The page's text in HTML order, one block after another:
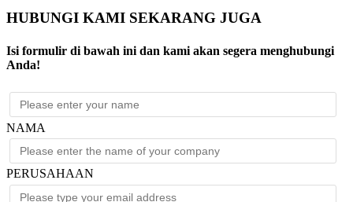
HUBUNGI KAMI SEKARANG JUGA
Isi formulir di bawah ini dan kami akan segera menghubungi
Anda!
NAMA
PERUSAHAAN